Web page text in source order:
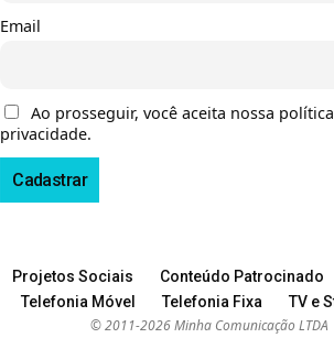
Email
Ao prosseguir, você aceita nossa
privacidade.
Projetos Sociais Conteúdo Patrocinado
Telefonia Móvel
Telefonia Fixa TV e
© 2011-2026 Minha Comunicação LTDA